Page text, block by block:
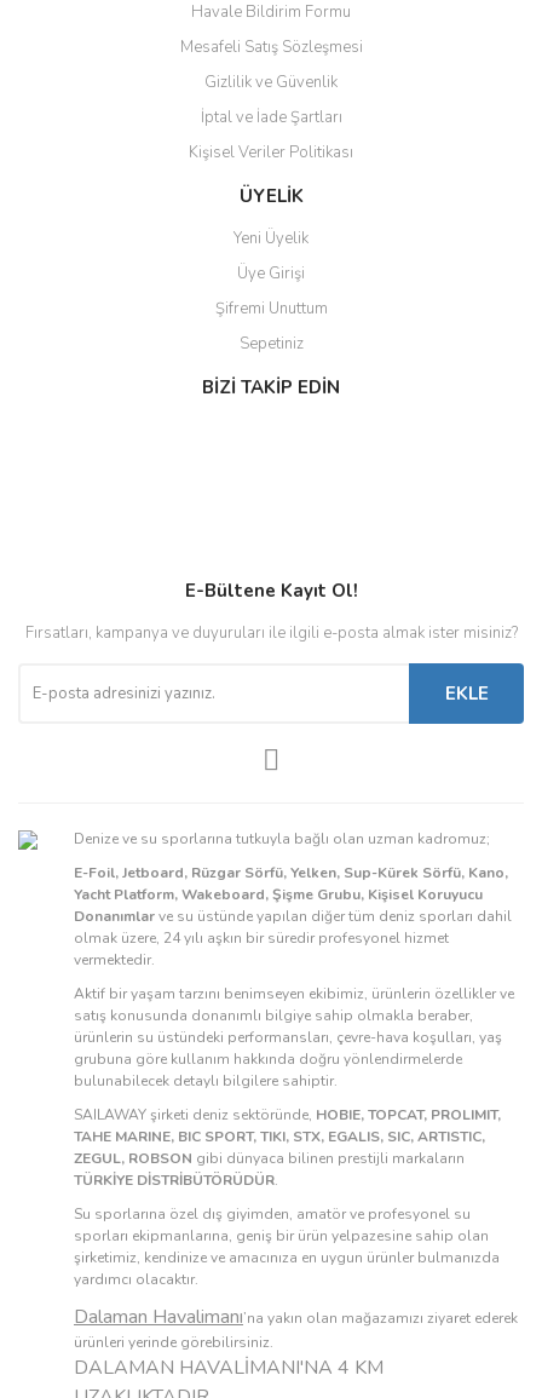
Gönder
Havale Bildirim Formu
Mesafeli Satış Sözleşmesi
Gizlilik ve Güvenlik
İptal ve İade Şartları
Kişisel Veriler Politikası
ÜYELİK
Yeni Üyelik
Üye Girişi
Şifremi Unuttum
Sepetiniz
BİZİ TAKİP EDİN
E-Bültene Kayıt Ol!
Fırsatları, kampanya ve duyuruları ile ilgili e-posta almak ister misiniz?
EKLE
Denize ve su sporlarına tutkuyla bağlı olan uzman kadromuz;
E-Foil, Jetboard, Rüzgar Sörfü, Yelken, Sup-Kürek Sörfü, Kano,
Yacht Platform, Wakeboard, Şişme Grubu, Kişisel Koruyucu
Donanımlarve su üstünde yapılan diğer tüm deniz sporları dahil
olmak üzere, 24 yılı aşkın bir süredir profesyonel hizmet
vermektedir.
Aktif bir yaşam tarzını benimseyen ekibimiz, ürünlerin özellikler ve
satış konusunda donanımlı bilgiye sahip olmakla beraber,
ürünlerin su üstündeki performansları, çevre-hava koşulları, yaş
grubuna göre kullanım hakkında doğru yönlendirmelerde
bulunabilecek detaylı bilgilere sahiptir.
SAILAWAY şirketi deniz sektöründe, HOBIE, TOPCAT, PROLIMIT,
TAHE MARINE, BIC SPORT, TIKI, STX, EGALIS, SIC, ARTISTIC,
ZEGUL, ROBSON gibi dünyaca bilinen prestijli markaların
TÜRKİYE DİSTRİBÜTÖRÜDÜR.
Su sporlarına özel dış giyimden, amatör ve profesyonel su
sporları ekipmanlarına, geniş bir ürün yelpazesine sahip olan
şirketimiz, kendinize ve amacınıza en uygun ürünler bulmanızda
yardımcı olacaktır.
Dalaman Havalimanı’na yakın olan mağazamızı ziyaret ederek
ürünleri yerinde görebilirsiniz.
DALAMAN HAVALİMANI'NA 4 KM